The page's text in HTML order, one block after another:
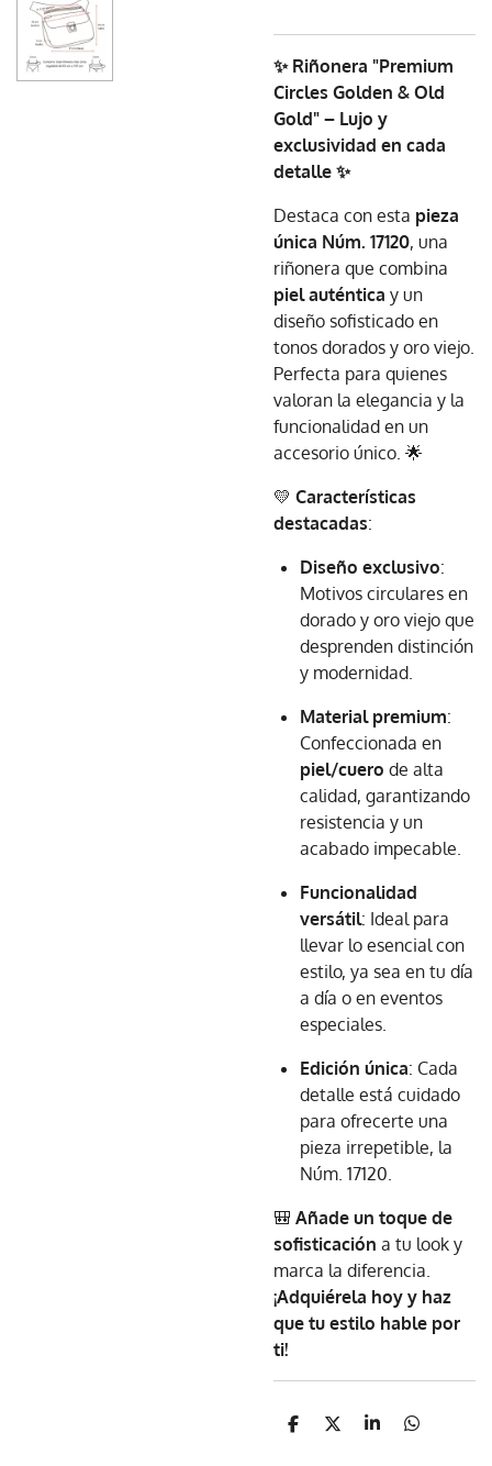
✨ Riñonera "Premium
Circles Golden & Old
Gold" – Lujo y
exclusividad en cada
detalle ✨
Destaca con esta pieza
única Núm. 17120, una
riñonera que combina
piel auténtica y un
diseño sofisticado en
tonos dorados y oro viejo.
Perfecta para quienes
valoran la elegancia y la
funcionalidad en un
accesorio único. 🌟
💛 Características
destacadas:
Diseño exclusivo:
Motivos circulares en
dorado y oro viejo que
desprenden distinción
y modernidad.
Material premium:
Confeccionada en
piel/cuero de alta
calidad, garantizando
resistencia y un
acabado impecable.
Funcionalidad
versátil: Ideal para
llevar lo esencial con
estilo, ya sea en tu día
a día o en eventos
especiales.
Edición única: Cada
detalle está cuidado
para ofrecerte una
pieza irrepetible, la
Núm. 17120.
🎒 Añade un toque de
sofisticación a tu look y
marca la diferencia.
¡Adquiérela hoy y haz
que tu estilo hable por
ti!
C
C
C
C